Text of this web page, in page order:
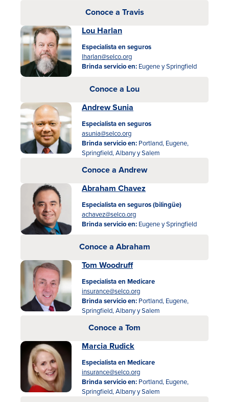
Conoce a Travis
Lou Harlan
Especialista en seguros
lharlan@selco.org
Brinda servicio en: Eugene y Springfield
Conoce a Lou
Andrew Sunia
Especialista en seguros
asunia@selco.org
Brinda servicio en: Portland, Eugene,
Springfield, Albany y Salem
Conoce a Andrew
Abraham Chavez
Especialista en seguros (bilingüe)
achavez@selco.org
Brinda servicio en: Eugene y Springfield
Conoce a Abraham
Tom Woodruff
Especialista en Medicare
insurance@selco.org
Brinda servicio en: Portland, Eugene,
Springfield, Albany y Salem
Conoce a Tom
Marcia Rudick
Especialista en Medicare
insurance@selco.org
Brinda servicio en: Portland, Eugene,
Springfield, Albany y Salem